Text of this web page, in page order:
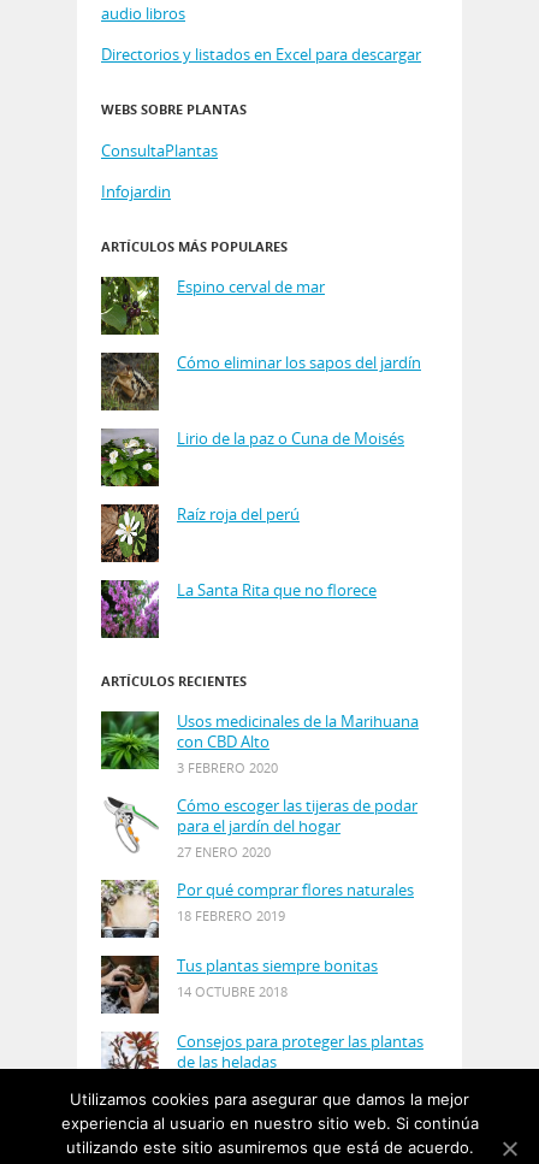
audio libros
Directorios y listados en Excel para descargar
WEBS SOBRE PLANTAS
ConsultaPlantas
Infojardin
ARTÍCULOS MÁS POPULARES
Espino cerval de mar
Cómo eliminar los sapos del jardín
Lirio de la paz o Cuna de Moisés
Raíz roja del perú
La Santa Rita que no florece
ARTÍCULOS RECIENTES
Usos medicinales de la Marihuana
con CBD Alto
3 FEBRERO 2020
Cómo escoger las tijeras de podar
para el jardín del hogar
27 ENERO 2020
Por qué comprar flores naturales
18 FEBRERO 2019
Tus plantas siempre bonitas
14 OCTUBRE 2018
Consejos para proteger las plantas
de las heladas
Utilizamos cookies para asegurar que damos la mejor
experiencia al usuario en nuestro sitio web. Si continúa
utilizando este sitio asumiremos que está de acuerdo.